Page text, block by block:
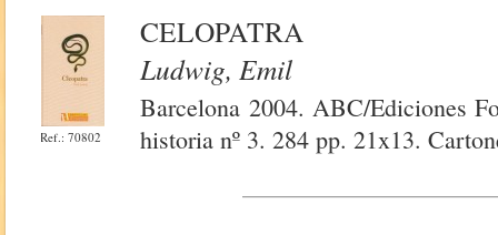
Ref.: 70802
CELOPATRA
Ludwig, Emil
Barcelona 2004. ABC/Ediciones
historia nº 3. 284 pp. 21x13.